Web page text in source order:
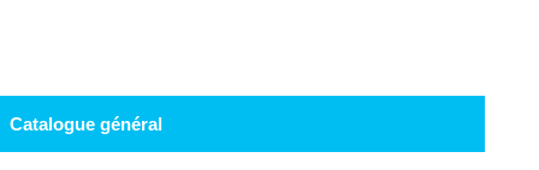
Catalogue général